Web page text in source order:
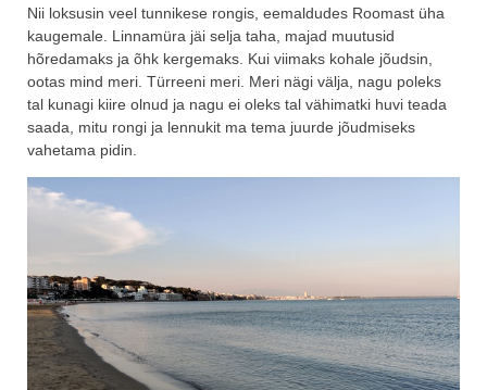
Nii loksusin veel tunnikese rongis, eemaldudes Roomast üha
kaugemale. Linnamüra jäi selja taha, majad muutusid
hõredamaks ja õhk kergemaks. Kui viimaks kohale jõudsin,
ootas mind meri. Türreeni meri. Meri nägi välja, nagu poleks
tal kunagi kiire olnud ja nagu ei oleks tal vähimatki huvi teada
saada, mitu rongi ja lennukit ma tema juurde jõudmiseks
vahetama pidin.